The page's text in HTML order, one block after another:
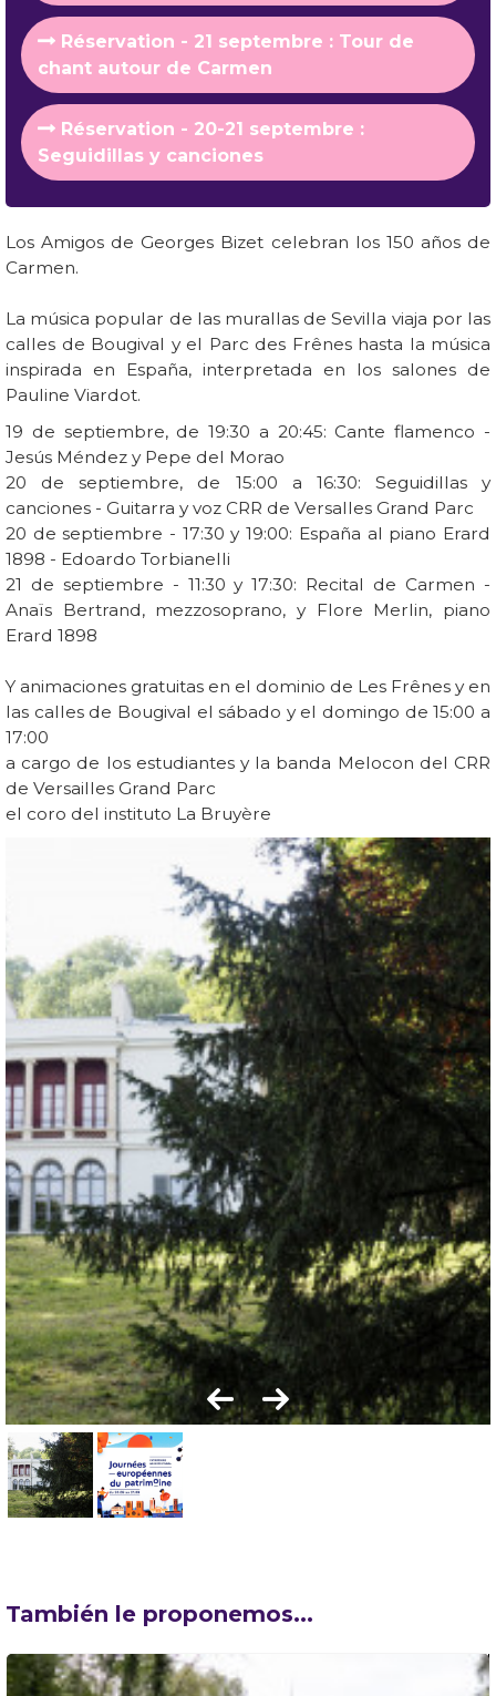
Réservation - 21 septembre : Tour de
chant autour de Carmen
Réservation - 20-21 septembre :
Seguidillas y canciones
Los Amigos de Georges Bizet celebran los 150 años de
Carmen.
La música popular de las murallas de Sevilla viaja por las
calles de Bougival y el Parc des Frênes hasta la música
inspirada en España, interpretada en los salones de
Pauline Viardot.
19 de septiembre, de 19:30 a 20:45: Cante flamenco -
Jesús Méndez y Pepe del Morao
20 de septiembre, de 15:00 a 16:30: Seguidillas y
canciones - Guitarra y voz CRR de Versalles Grand Parc
20 de septiembre - 17:30 y 19:00: España al piano Erard
1898 - Edoardo Torbianelli
21 de septiembre - 11:30 y 17:30: Recital de Carmen -
Anaïs Bertrand, mezzosoprano, y Flore Merlin, piano
Erard 1898
Y animaciones gratuitas en el dominio de Les Frênes y en
las calles de Bougival el sábado y el domingo de 15:00 a
17:00
a cargo de los estudiantes y la banda Melocon del CRR
de Versailles Grand Parc
el coro del instituto La Bruyère
También le proponemos...